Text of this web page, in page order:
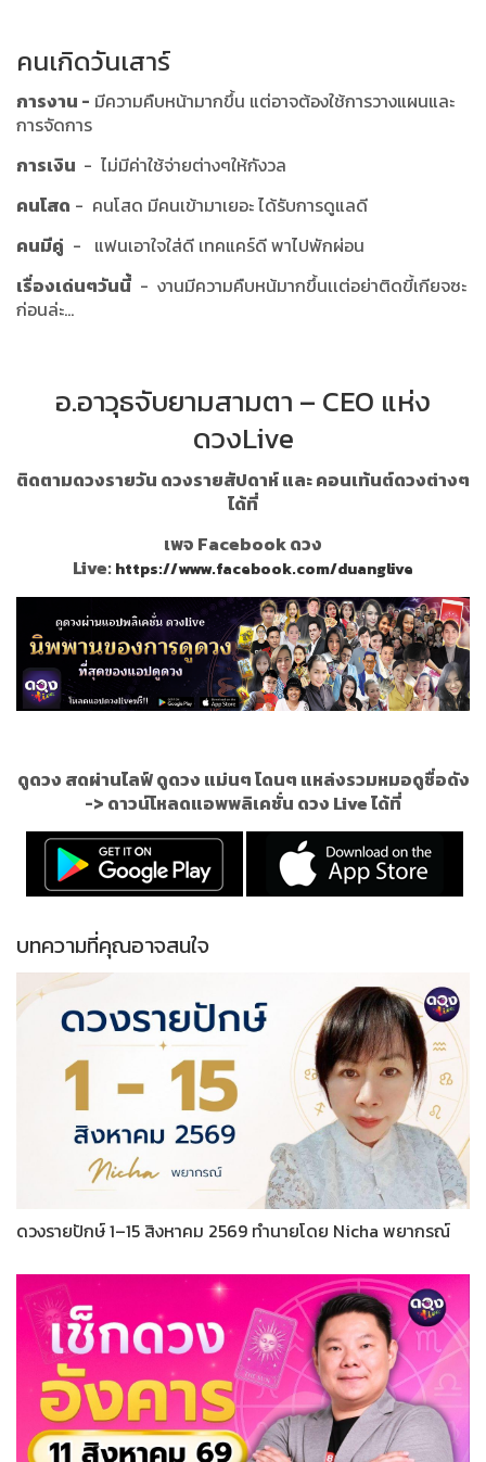
คนเกิดวันเสาร์
การงาน - มีความคืบหน้ามากขึ้น แต่อาจต้องใช้การวางแผนและ
การจัดการ
การเงิน - ไม่มีค่าใช้จ่ายต่างๆให้กังวล
คนโสด - คนโสด มีคนเข้ามาเยอะ ได้รับการดูแลดี
คนมีคู่ - แฟนเอาใจใส่ดี เทคแคร์ดี พาไปพักผ่อน
เรื่องเด่นๆวันนี้ - งานมีความคืบหน้มากขึ้นเเต่อย่าติดขี้เกียจซะ
ก่อนล่ะ...
อ.อาวุธจับยามสามตา – CEO แห่ง
ดวงLive
ติดตามดวงรายวัน ดวงรายสัปดาห์ และ คอนเท้นต์ดวงต่างๆ
ได้ที่
เพจ Facebook ดวง
Live:https://www.facebook.com/duanglive
ดูดวง สดผ่านไลฟ์ ดูดวง แม่นๆ โดนๆ แหล่งรวมหมอดูชื่อดัง
-> ดาวน์โหลดแอพพลิเคชั่น ดวง Live ได้ที่
บทความที่คุณอาจสนใจ
ดวงรายปักษ์ 1–15 สิงหาคม 2569 ทำนายโดย Nicha พยากรณ์